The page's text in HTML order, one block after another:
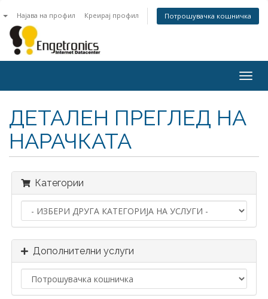
Најава на профил Креирај профил Потрошувачка кошничка
ДЕТАЛЕН ПРЕГЛЕД НА
НАРАЧКАТА
Категории
Дополнителни услуги